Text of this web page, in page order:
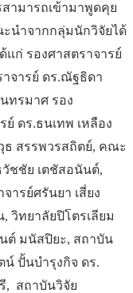
ามารถเข้ามาพูดคุย
นำจากกลุ่มนักวิจัยได้
ก่ รองศาสตราจารย์
จารย์ ดร.ณัฐธิดา
ทรมาศ รอง
ดร.ธนเทพ เหลือง
ธ สรรพวรสถิตย์, คณะ
ชชัย เตชัสอนันต์,
ารย์ศรันยา เสี่ยง
วิทยาลัยปิโตรเลียม
ต์ มนัสปิยะ, สถาบัน
น์ ปั้นบำรุงกิจ ดร.
, สถาบันวิจัย